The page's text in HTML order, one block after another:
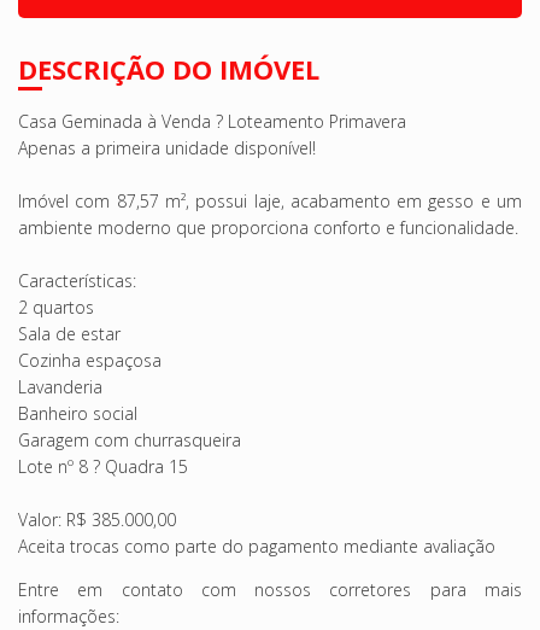
DESCRIÇÃO DO IMÓVEL
Casa Geminada à Venda ? Loteamento Primavera
Apenas a primeira unidade disponível!
Imóvel com 87,57 m², possui laje, acabamento em gesso e um
ambiente moderno que proporciona conforto e funcionalidade.
Características:
2 quartos
Sala de estar
Cozinha espaçosa
Lavanderia
Banheiro social
Garagem com churrasqueira
Lote nº 8 ? Quadra 15
Valor: R$ 385.000,00
Aceita trocas como parte do pagamento mediante avaliação
Entre em contato com nossos corretores para mais
informações: